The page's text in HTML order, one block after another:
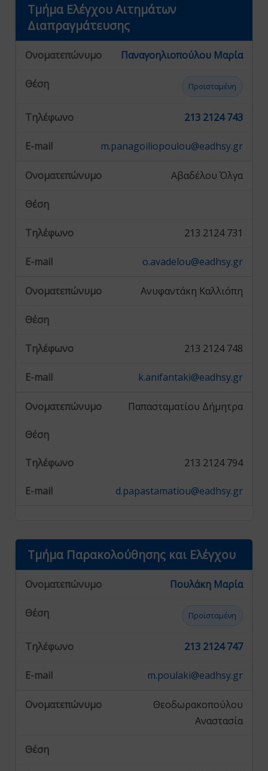
Τμήμα Ελέγχου Αιτημάτων
Διαπραγμάτευσης
Παναγοηλιοπούλου Μαρία
Προϊσταμένη
213 2124 743
m.panagoiliopoulou@eadhsy.gr
Αβαδέλου Όλγα
213 2124 731
o.avadelou@eadhsy.gr
Ανυφαντάκη Καλλιόπη
213 2124 748
k.anifantaki@eadhsy.gr
Παπασταματίου Δήμητρα
213 2124 794
d.papastamatiou@eadhsy.gr
Τμήμα Παρακολούθησης και Ελέγχου
Πουλάκη Μαρία
Προϊσταμένη
213 2124 747
m.poulaki@eadhsy.gr
Θεοδωρακοπούλου
Αναστασία